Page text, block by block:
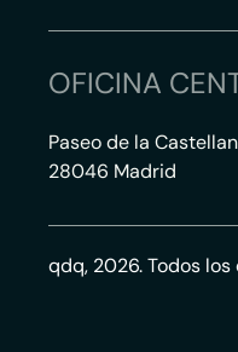
OFICINA
Paseo de la
28046 Madrid
qdq, 2026. Todos